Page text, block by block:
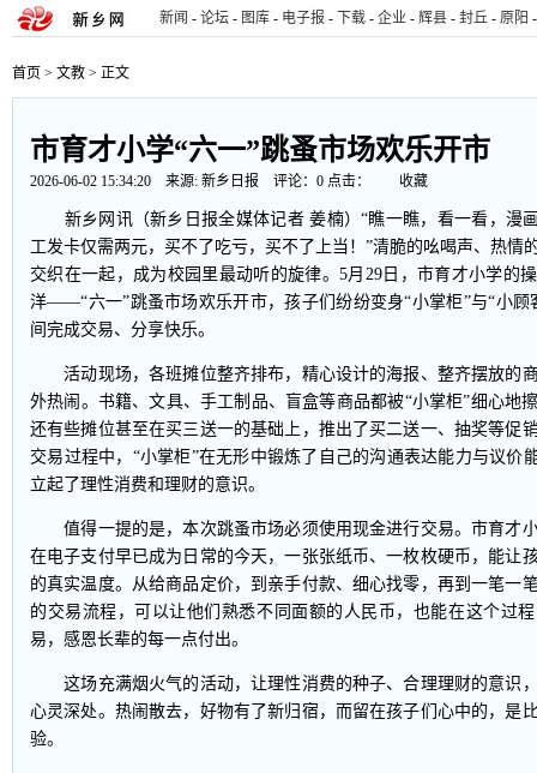
新闻 - 论坛 - 图库 - 电子报 - 下载 - 企业 - 辉县 - 封丘 - 原阳 -
首页 > 文教 > 正文
市育才小学“六一”跳蚤市场欢乐开市
2026-06-02 15:34:20 来源: 新乡日报 评论： 0 点击： 收藏
新乡网讯（新乡日报全媒体记者 姜楠）“瞧一瞧，看一看，漫
工发卡仅需两元，买不了吃亏，买不了上当！”清脆的吆喝声、热情
交织在一起，成为校园里最动听的旋律。5月29日，市育才小学的
洋——“六一”跳蚤市场欢乐开市，孩子们纷纷变身“小掌柜”与“小顾
间完成交易、分享快乐。
活动现场，各班摊位整齐排布，精心设计的海报、整齐摆放的
外热闹。书籍、文具、手工制品、盲盒等商品都被“小掌柜”细心地
还有些摊位甚至在买三送一的基础上，推出了买二送一、抽奖等促
交易过程中，“小掌柜”在无形中锻炼了自己的沟通表达能力与议价
立起了理性消费和理财的意识。
值得一提的是，本次跳蚤市场必须使用现金进行交易。市育才
在电子支付早已成为日常的今天，一张张纸币、一枚枚硬币，能让
的真实温度。从给商品定价，到亲手付款、细心找零，再到一笔一
的交易流程，可以让他们熟悉不同面额的人民币，也能在这个过
易，感恩长辈的每一点付出。
这场充满烟火气的活动，让理性消费的种子、合理理财的意识
心灵深处。热闹散去，好物有了新归宿，而留在孩子们心中的，是
验。